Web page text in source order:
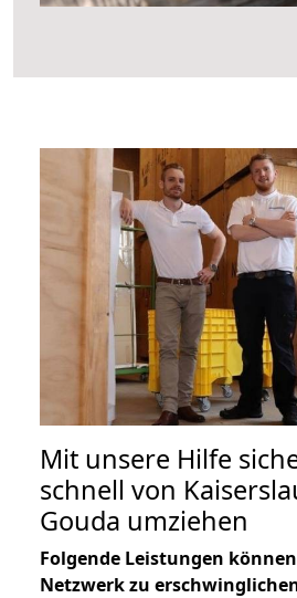
Mit unsere Hilfe
schnell von
Gouda umziehen
Folgende Leistungen
Netzwerk zu